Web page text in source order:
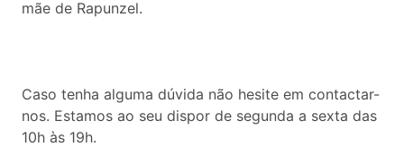
mãe de Rapunzel.
Caso tenha alguma dúvida não hesite em contactar-
nos. Estamos ao seu dispor de segunda a sexta das
10h às 19h.